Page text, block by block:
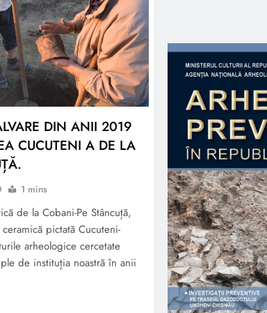
DIN ANII 2019
CUCUTENI A DE LA
1 mins
de la Cobani-Pe Stâncuță,
pictată Cucuteni-
arheologice cercetate
de instituția noastră în anii